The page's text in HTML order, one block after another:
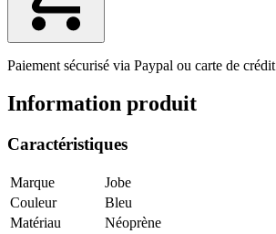
Paiement sécurisé via Paypal ou carte de crédit
Information produit
Caractéristiques
Marque
Jobe
Couleur
Bleu
Matériau
Néoprène